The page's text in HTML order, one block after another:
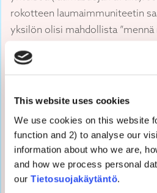
This website uses cookies
We use cookies on this website
function and 2) to analyse our
information about who we are,
and how we process personal
our Tietosuojakäytäntö.
rokotteen laumaimmuniteetin
yksilön olisi mahdollista ”mennä
Ihmiset saattavat kokea
rokotushalukkuudesta, jolloin
haittavaikutuksilla. Kokeellisissa
tutkimuksissa on dokumentoitu
vapaamatkustamista.
Ihmiset voivat perustella
omista (ja lastensa) eduista, jos